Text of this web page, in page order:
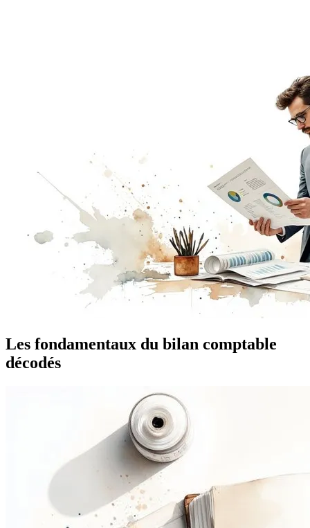
Les fondamentaux du bilan comptable
décodés